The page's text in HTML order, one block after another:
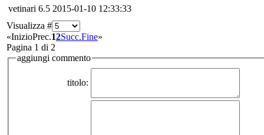
vetinari 6.5 2015-01-10 12:33:33
Visualizza #
«InizioPrec.12Succ.Fine»
Pagina 1 di 2
aggiungi commento
titolo: